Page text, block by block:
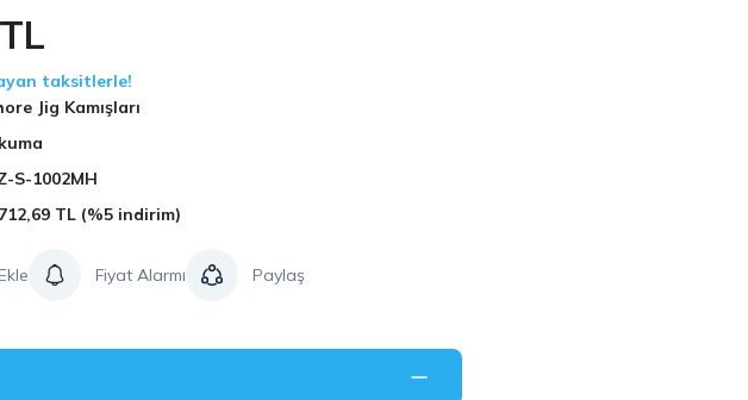
taksitlerle!
Jig Kamışları
S-1002MH
TL (%5 indirim)
Fiyat Alarmı Paylaş